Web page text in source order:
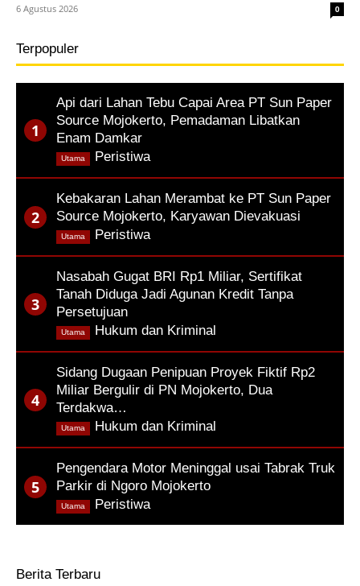
6 Agustus 2026 0
Terpopuler
Api dari Lahan Tebu Capai Area PT Sun Paper
Source Mojokerto, Pemadaman Libatkan
Enam Damkar
Peristiwa,
Utama
Kebakaran Lahan Merambat ke PT Sun Paper
Source Mojokerto, Karyawan Dievakuasi
Peristiwa,
Utama
Nasabah Gugat BRI Rp1 Miliar, Sertifikat
Tanah Diduga Jadi Agunan Kredit Tanpa
Persetujuan
Hukum dan Kriminal
Utama
Sidang Dugaan Penipuan Proyek Fiktif Rp2
Miliar Bergulir di PN Mojokerto, Dua
Terdakwa…
Hukum dan Kriminal
Utama
Pengendara Motor Meninggal usai Tabrak Truk
Parkir di Ngoro Mojokerto
Peristiwa,
Utama
Berita Terbaru